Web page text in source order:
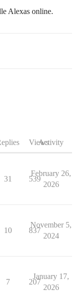
Alexas online.
ViewsActivity
31 539
February 26,
2026
10 837
November 5,
2024
7 207
January 17,
2026